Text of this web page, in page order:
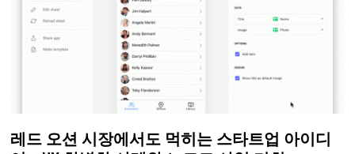
레드 오션 시장에서도 먹히는 스타트업 아이디